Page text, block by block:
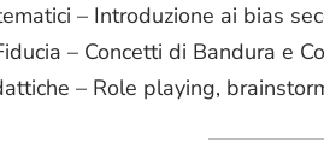
– Introduzione ai bias
– Concetti di Bandura e
– Role playing,